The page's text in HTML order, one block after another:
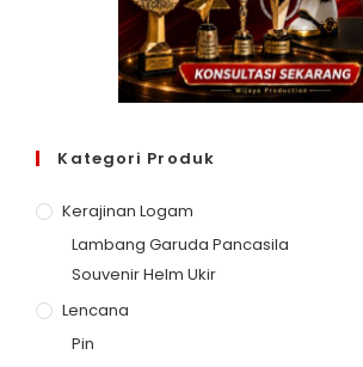
Kategori Produk
Kerajinan Logam
Lambang Garuda Pancasila
Souvenir Helm Ukir
Lencana
Pin